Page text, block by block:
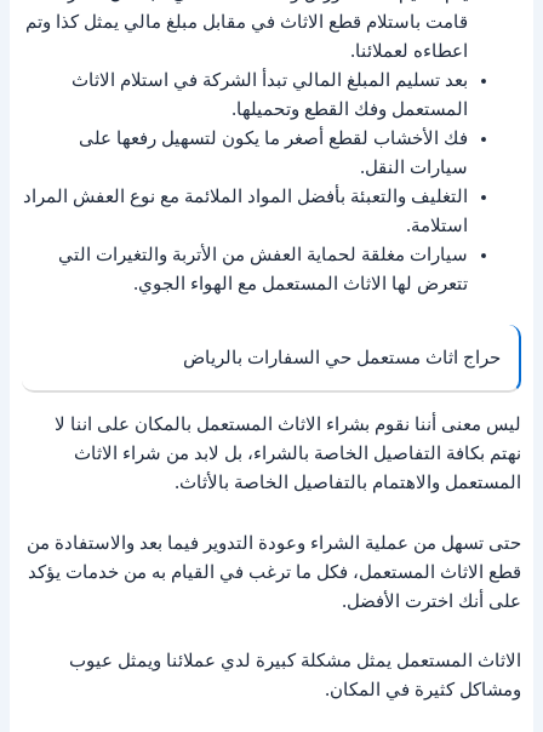
قامت باستلام قطع الاثاث في مقابل مبلغ مالي يمثل كذا وتم
اعطاءه لعملائنا.
بعد تسليم المبلغ المالي تبدأ الشركة في استلام الاثاث
المستعمل وفك القطع وتحميلها.
فك الأخشاب لقطع أصغر ما يكون لتسهيل رفعها على
سيارات النقل.
التغليف والتعبئة بأفضل المواد الملائمة مع نوع العفش المراد
استلامة.
سيارات مغلقة لحماية العفش من الأتربة والتغيرات التي
تتعرض لها الاثاث المستعمل مع الهواء الجوي.
حراج اثاث مستعمل حي السفارات بالرياض
ليس معنى أننا نقوم بشراء الاثاث المستعمل بالمكان على اننا لا
نهتم بكافة التفاصيل الخاصة بالشراء، بل لابد من شراء الاثاث
المستعمل والاهتمام بالتفاصيل الخاصة بالأثاث.
حتى تسهل من عملية الشراء وعودة التدوير فيما بعد والاستفادة من
قطع الاثاث المستعمل، فكل ما ترغب في القيام به من خدمات يؤكد
على أنك اخترت الأفضل.
الاثاث المستعمل يمثل مشكلة كبيرة لدي عملائنا ويمثل عيوب
ومشاكل كثيرة في المكان.